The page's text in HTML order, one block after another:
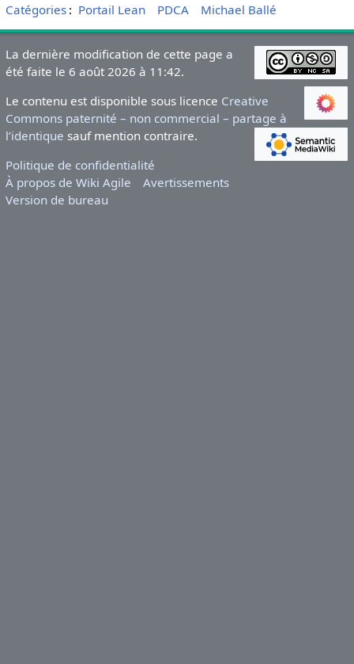
Catégories: Portail Lean PDCA Michael Ballé
La dernière modification de cette page a
été faite le 6 août 2026 à 11:42.
Le contenu est disponible sous licence Creative
Commons paternité – non commercial – partage à
l’identique sauf mention contraire.
Politique de confidentialité
À propos de Wiki Agile
Avertissements
Version de bureau